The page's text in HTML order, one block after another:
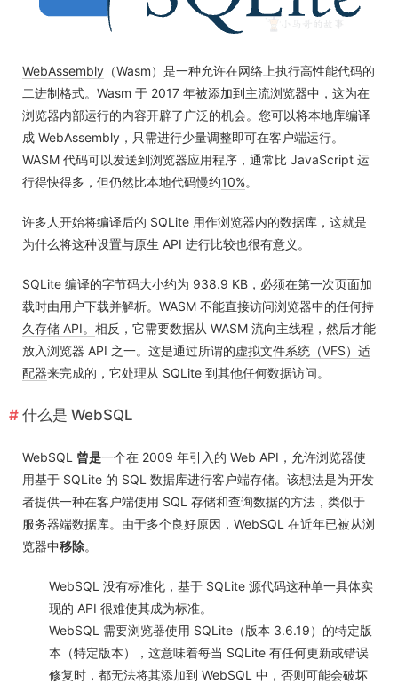
WebAssembly （Wasm）是一种允许在网络上执行高性能代码的
二进制格式。Wasm 于 2017 年被添加到主流浏览器中，这为在
浏览器内部运行的内容开辟了广泛的机会。您可以将本地库编译
成 WebAssembly，只需进行少量调整即可在客户端运行。
WASM 代码可以发送到浏览器应用程序，通常比 JavaScript 运
行得快得多，但仍然比本地代码慢约10%。
许多人开始将编译后的 SQLite 用作浏览器内的数据库，这就是
为什么将这种设置与原生 API 进行比较也很有意义。
SQLite 编译的字节码大小约为 938.9 KB，必须在第一次页面加
载时由用户下载并解析。 WASM 不能直接访问浏览器中的任何持
久存储 API。 相反，它需要数据从 WASM 流向主线程，然后才能
放入浏览器 API 之一。这是通过所谓的虚拟文件系统（VFS）适
配器来完成的，它处理从 SQLite 到其他任何数据访问。
什么是 WebSQL
WebSQL 曾是一个在 2009 年引入 的 Web API，允许浏览器使
用基于 SQLite 的 SQL 数据库进行客户端存储。该想法是为开发
者提供一种在客户端使用 SQL 存储和查询数据的方法，类似于
服务器端数据库。由于多个良好原因，WebSQL 在近年已被从浏
览器中移除。
WebSQL 没有标准化，基于 SQLite 源代码这种单一具体实
现的 API 很难使其成为标准。
WebSQL 需要浏览器使用 SQLite（版本 3.6.19）的特定版
本（特定版本），这意味着每当 SQLite 有任何更新或错误
修复时，都无法将其添加到 WebSQL 中，否则可能会破坏